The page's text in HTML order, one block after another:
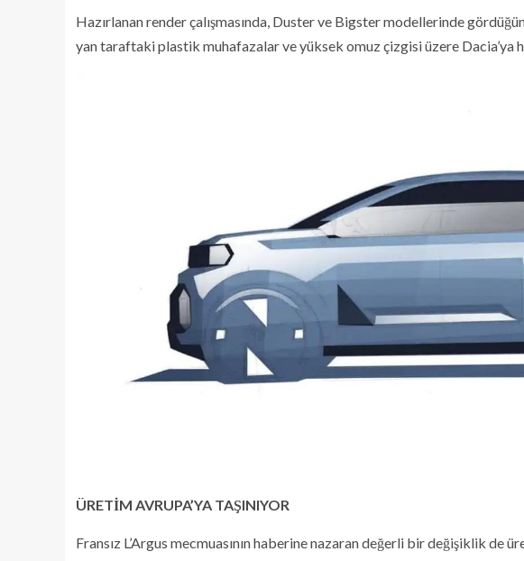
Hazırlanan render çalışmasında, Duster ve Bigster modellerinde
yan taraftaki plastik muhafazalar ve yüksek omuz çizgisi üzere Dacia’ya
ÜRETİM AVRUPA’YA TAŞINIYOR
Fransız L’Argus mecmuasının haberine nazaran değerli bir değişiklik de